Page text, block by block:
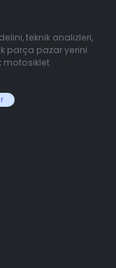
teknik analizleri,
parça pazar yerini
motosiklet